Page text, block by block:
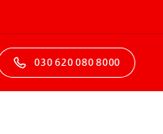
030 620 080 8000